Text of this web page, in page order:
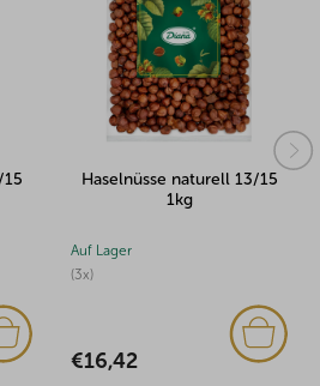
Haselnüsse naturell 13/15
Auf Lager
€16,42